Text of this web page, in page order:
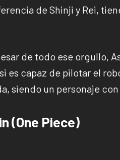
de Shinji y Rei,
de todo ese orgullo,
es capaz de pilotar el
siendo un personaje
(One Piece)